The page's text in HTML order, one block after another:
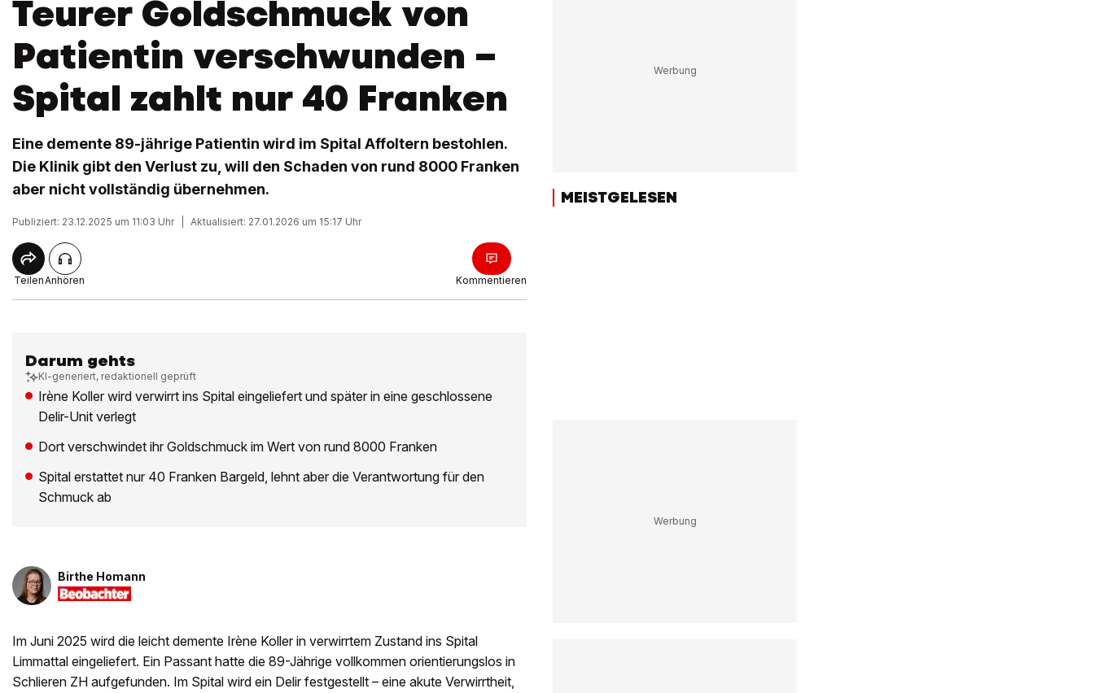
Teurer Goldschmuck von
Patientin verschwunden –
Spital zahlt nur 40 Franken
Eine demente 89-jährige Patientin wird im Spital Affoltern bestohlen.
Die Klinik gibt den Verlust zu, will den Schaden von rund 8000 Franken
aber nicht vollständig übernehmen.
Publiziert: 23.12.2025 um 11:03 Uhr Aktualisiert: 27.01.2026 um 15:17 Uhr
TeilenAnhören Kommentieren
Darum gehts
KI-generiert, redaktionell geprüft
Irène Koller wird verwirrt ins Spital eingeliefert und später in eine geschlossene
Delir-Unit verlegt
Dort verschwindet ihr Goldschmuck im Wert von rund 8000 Franken
Spital erstattet nur 40 Franken Bargeld, lehnt aber die Verantwortung für den
Schmuck ab
Birthe Homann
Im Juni 2025 wird die leicht demente Irène Koller in verwirrtem Zustand ins Spital
Limmattal eingeliefert. Ein Passant hatte die 89-Jährige vollkommen orientierungslos in
Schlieren ZH aufgefunden. Im Spital wird ein Delir festgestellt – eine akute Verwirrtheit,
MEISTGELESEN